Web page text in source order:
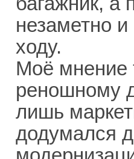
незаметно
ходу.
Моё мнение
реношному
лишь
додумался